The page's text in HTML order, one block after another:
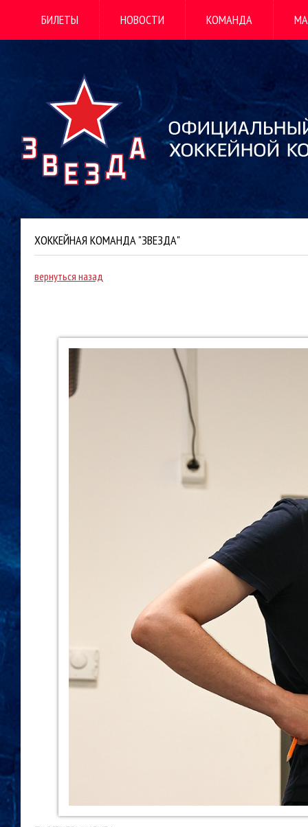
БИЛЕТЫ НОВОСТИ КОМАНДА
ХОККЕЙНАЯ КОМАНДА "ЗВЕЗДА"
вернуться назад